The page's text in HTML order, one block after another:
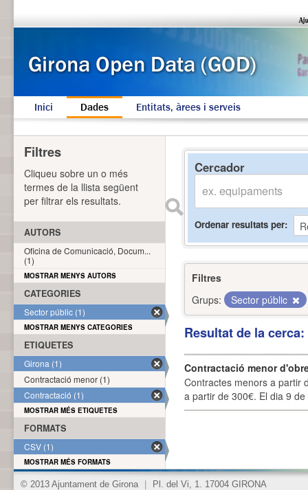
Inici Dades Entitats, àrees i serveis
Cercador
Ordenar resultats per
Filtres
Grups:
Sector públic
Resultat de la
Contractació menor
Contractes menors a partir
a partir de 300€. El dia 9
Filtres
Cliqueu sobre un o més
termes de la llista següent
per filtrar els resultats.
AUTORS
Oficina de Comunicació, Docum...
(1)
MOSTRAR MENYS AUTORS
CATEGORIES
Sector públic (1)
MOSTRAR MENYS CATEGORIES
ETIQUETES
Girona (1)
Contractació menor (1)
Contractació (1)
MOSTRAR MÉS ETIQUETES
FORMATS
CSV (1)
MOSTRAR MÉS FORMATS
© 2013 Ajuntament de Girona Pl. del Vi, 1. 17004 GIRONA